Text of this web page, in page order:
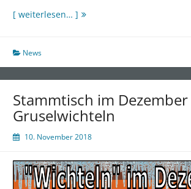
[ weiterlesen… ] Stammtisch
News
Stammtisch im
Gruselwichteln
10. November 2018